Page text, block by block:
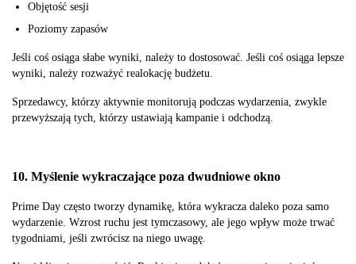
Objętość sesji
Poziomy zapasów
Jeśli coś osiąga słabe wyniki, należy to dostosować. Jeśli coś osiąga lepsze
wyniki, należy rozważyć realokację budżetu.
Sprzedawcy, którzy aktywnie monitorują podczas wydarzenia, zwykle
przewyższają tych, którzy ustawiają kampanie i odchodzą.
10. Myślenie wykraczające poza dwudniowe okno
Prime Day często tworzy dynamikę, która wykracza daleko poza samo
wydarzenie. Wzrost ruchu jest tymczasowy, ale jego wpływ może trwać
tygodniami, jeśli zwrócisz na niego uwagę.